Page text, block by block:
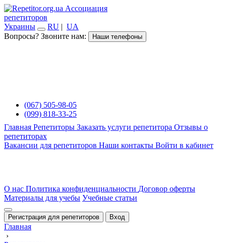
Ассоциация
репетиторов
Украины
RU | UA
Вопросы? Звоните нам:
Наши телефоны
(067) 505-98-05
(099) 818-33-25
Главная Репетиторы Заказать услуги репетитора Отзывы о
репетиторах
Вакансии для репетиторов Наши контакты Войти в кабинет
О нас Политика конфиденциальности Договор оферты
Материалы для учебы Учебные статьи
Регистрация для репетиторов Вход
Главная
›